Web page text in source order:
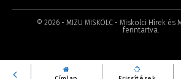
© 2026- MIZU MISKOLC - Miskolci Hírek és
fenntartva.